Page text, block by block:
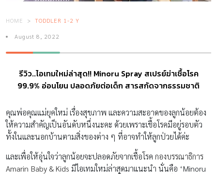
HOME TODDLER 1-2 Y
August 8, 2022
รีวิว..ไอเทมใหม่ล่าสุด!! Minoru Spray สเปรย์ฆ่าเชื้อโรค
99.9% อ่อนโยน ปลอดภัยต่อเด็ก สารสกัดจากธรรมชาติ
คุณพ่อคุณแม่ยุคใหม่ เรื่องสุขภาพ และความสะอาดของลูกน้อยต้อง
ให้ความสำคัญเป็นอันดับหนึ่งนะคะ ด้วยเพราะเชื้อโรคมีอยู่รอบตัว
ทั้งในและนอกบ้านตามสิ่งของต่าง ๆ ที่อาจทำให้ลูกป่วยได้ค่ะ
และเพื่อให้อุ่นใจว่าลูกน้อยจะปลอดภัยจากเชื้อโรค กองบรรณาธิการ
Amarin Baby & Kids มีไอเทมใหม่ล่าสุดมาแนะนำ นั่นคือ ‘Minoru